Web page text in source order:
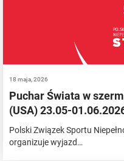
18 maja, 2026
Puchar Świata w
(USA) 23.05-
Polski Związek Sportu
organizuje wyjazd…